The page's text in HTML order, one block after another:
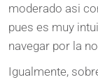
moderado asi
pues es muy
navegar por la
Igualmente,